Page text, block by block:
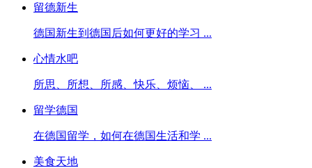
留德新生
德国新生到德国后如何更好的学习 ...
心情水吧
所思、所想、所感、快乐、烦恼、 ...
留学德国
在德国留学，如何在德国生活和学 ...
美食天地